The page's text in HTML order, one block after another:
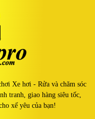
Xe hơi - Rửa và chăm sóc
tranh, giao hàng siêu tốc,
xế yêu của bạn!